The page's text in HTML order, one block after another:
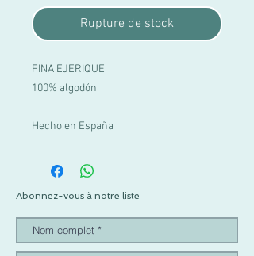
Rupture de stock
FINA EJERIQUE
100% algodón
Hecho en España
Abonnez-vous à notre liste